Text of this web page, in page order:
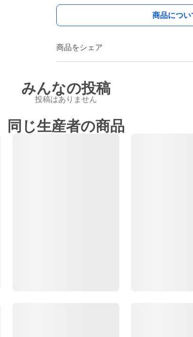
商品につ
商品をシェア
みんなの投稿
投稿はありません
同じ生産者の商品